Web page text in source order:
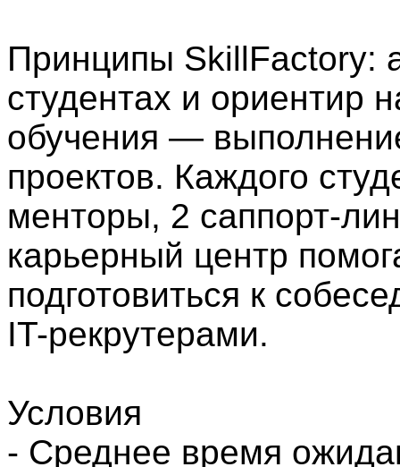
Принципы SkillFactory:
студентах и ориентир
обучения —
проектов. Каждого
менторы, 2 саппорт-
карьерный центр
подготовиться к
IT-рекрутерами.
Условия
- Среднее время